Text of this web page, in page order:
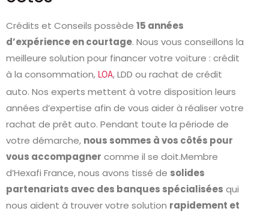
Crédits et Conseils possède 15 années
d’expérience en courtage. Nous vous conseillons la
meilleure solution pour financer votre voiture : crédit
à la consommation, LOA, LDD ou rachat de crédit
auto. Nos experts mettent à votre disposition leurs
années d’expertise afin de vous aider à réaliser votre
rachat de prêt auto. Pendant toute la période de
votre démarche, nous sommes à vos côtés pour
vous accompagner comme il se doit.Membre
d’Hexafi France, nous avons tissé de solides
partenariats avec des banques spécialisées qui
nous aident à trouver votre solution rapidement et